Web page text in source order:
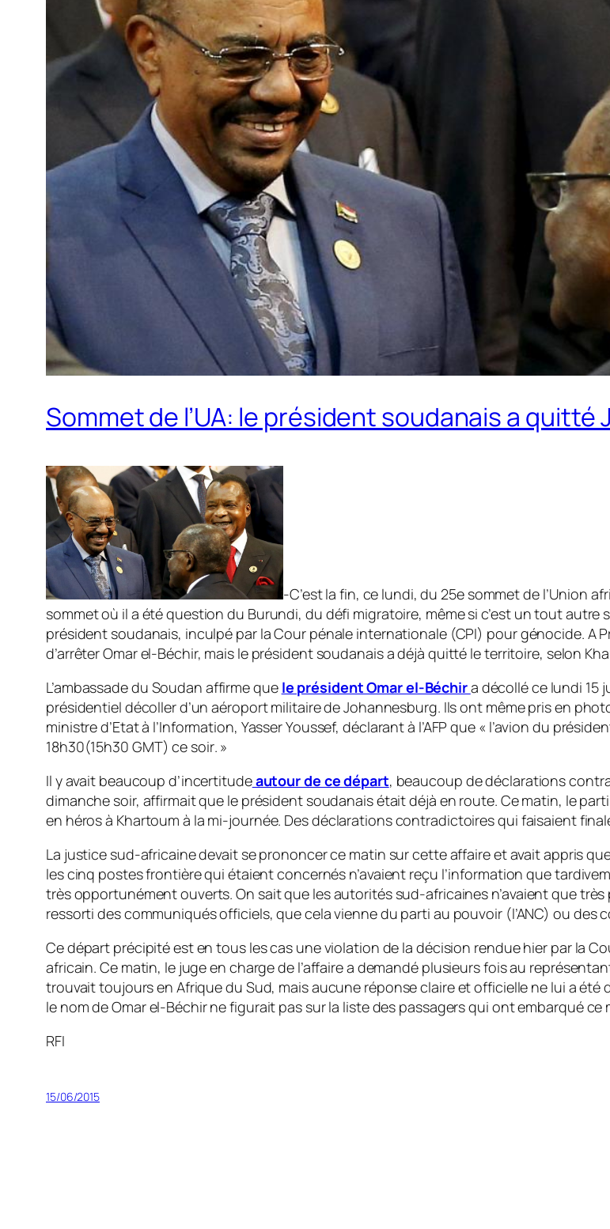
Sommet de l’UA: le président soudanais a quitté
-C’est la fin, ce lundi, du 25e sommet de l’Union
sommet où il a été question du Burundi, du défi migratoire, même si c’est un tout autre
président soudanais, inculpé par la Cour pénale internationale (CPI) pour génocide. A
d’arrêter Omar el-Béchir, mais le président soudanais a déjà quitté le territoire, selon
L’ambassade du Soudan affirme que le président Omar el-Béchira décollé ce lundi 15
présidentiel décoller d’un aéroport militaire de Johannesburg. Ils ont même pris en
ministre d’Etat à l’Information, Yasser Youssef, déclarant à l’AFP que « l’avion du
18h30(15h30 GMT)ce soir. »
Il y avait beaucoup d’incertitudeautour de ce départ, beaucoup de déclarations
dimanche soir, affirmait que le président soudanais était déjà en route. Ce matin, le
en héros à Khartoum à la mi-journée. Des déclarations contradictoires qui faisaient
La justice sud-africaine devait se prononcer ce matin sur cette affaire et avait appris
les cinq postes frontière qui étaient concernés n’avaient reçu l’information que
très opportunément ouverts. On sait que les autorités sud-africaines n’avaient que très
ressorti des communiqués officiels, que cela vienne du parti au pouvoir (l’ANC) ou
Ce départ précipité est en tous les cas une violation de la décision rendue hier par la
africain. Ce matin, le juge en charge de l’affaire a demandé plusieurs fois au
trouvait toujours en Afrique du Sud, mais aucune réponse claire et officielle ne lui a
le nom de Omar el-Béchir ne figurait pas sur la liste des passagers qui ont embarqué ce
RFI
15/06/2015